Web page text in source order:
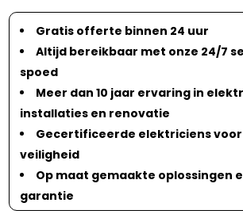
Gratis offerte binnen 24 uur
Altijd bereikbaar met onze 24/7
spoed
Meer dan 10 jaar ervaring in
installaties en renovatie
Gecertificeerde elektriciens
veiligheid
Op maat gemaakte oplossingen
garantie